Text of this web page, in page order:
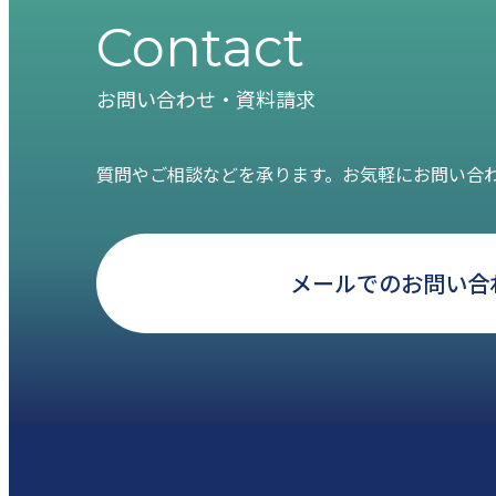
Contact
お問い合わせ・資料請求
質問やご相談などを承ります。お気軽にお問い合
メールでのお問い